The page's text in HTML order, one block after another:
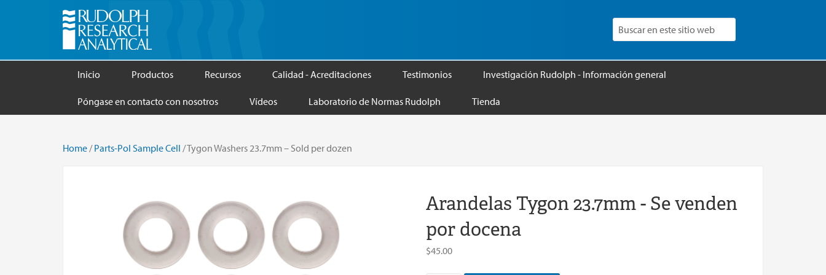
Inicio Productos Recursos Calidad - Acreditaciones Testimonios Investigación Rudolph - Información general
Póngase en contacto con nosotros Vídeos Laboratorio de Normas Rudolph Tienda
Home /Parts-Pol Sample Cell / Tygon Washers 23.7mm – Sold per dozen
Arandelas Tygon 23.7mm - Se venden
por docena
$45.00